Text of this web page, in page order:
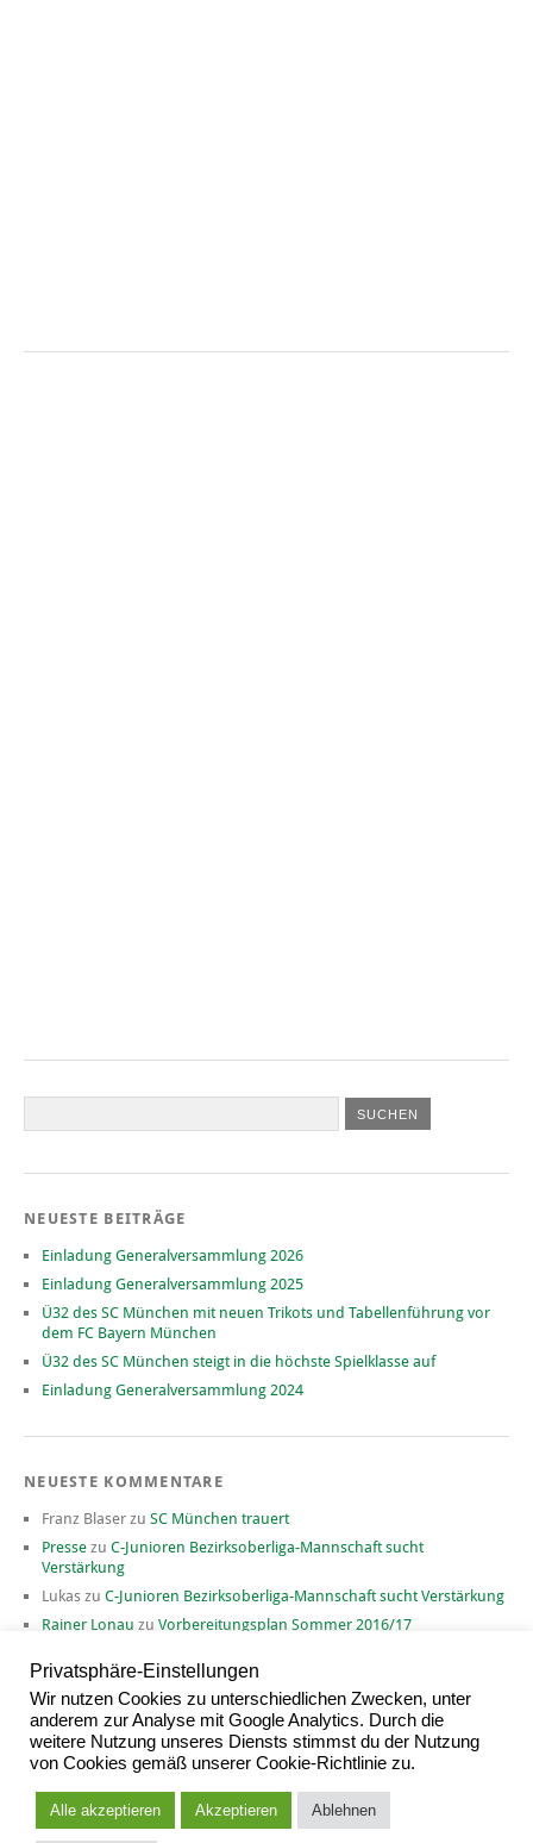
NEUESTE BEITRÄGE
Einladung Generalversammlung 2026
Einladung Generalversammlung 2025
Ü32 des SC München mit neuen Trikots und Tabellenführung vor
dem FC Bayern München
Ü32 des SC München steigt in die höchste Spielklasse auf
Einladung Generalversammlung 2024
NEUESTE KOMMENTARE
Franz Blaser zu SC München trauert
Presse zu C-Junioren Bezirksoberliga-Mannschaft sucht
Verstärkung
Lukas zu C-Junioren Bezirksoberliga-Mannschaft sucht Verstärkung
Rainer Lonau zu Vorbereitungsplan Sommer 2016/17
ARCHIV
Privatsphäre-Einstellungen
Wir nutzen Cookies zu unterschiedlichen Zwecken, unter
anderem zur Analyse mit Google Analytics. Durch die
weitere Nutzung unseres Diensts stimmst du der Nutzung
von Cookies gemäß unserer Cookie-Richtlinie zu.
Alle akzeptieren Akzeptieren Ablehnen